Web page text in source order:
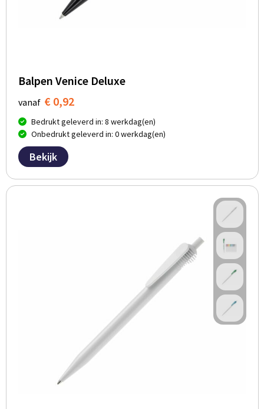
Balpen Venice Deluxe
vanaf € 0,92
Bedrukt geleverd in: 8 werkdag(en)
Onbedrukt geleverd in: 0 werkdag(en)
Bekijk